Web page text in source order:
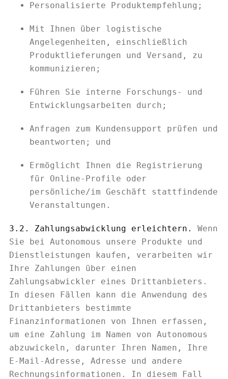
Personalisierte Produktempfehlung;
Mit Ihnen über logistische
Angelegenheiten, einschließlich
Produktlieferungen und Versand, zu
kommunizieren;
Führen Sie interne Forschungs- und
Entwicklungsarbeiten durch;
Anfragen zum Kundensupport prüfen und
beantworten; und
Ermöglicht Ihnen die Registrierung
für Online-Profile oder
persönliche/im Geschäft stattfindende
Veranstaltungen.
3.2. Zahlungsabwicklung erleichtern.
Wenn
Sie bei Autonomous unsere Produkte und
Dienstleistungen kaufen, verarbeiten wir
Ihre Zahlungen über einen
Zahlungsabwickler eines Drittanbieters.
In diesen Fällen kann die Anwendung des
Drittanbieters bestimmte
Finanzinformationen von Ihnen erfassen,
um eine Zahlung im Namen von Autonomous
abzuwickeln, darunter Ihren Namen, Ihre
E-Mail-Adresse, Adresse und andere
Rechnungsinformationen. In diesem Fall